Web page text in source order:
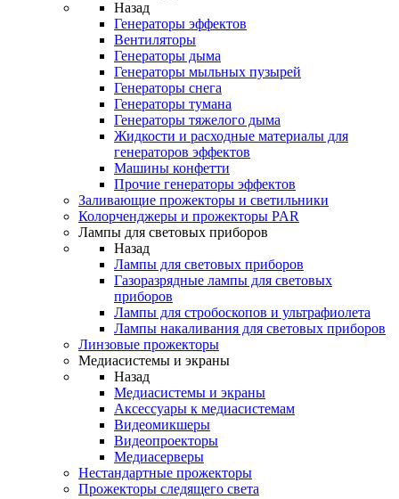
Назад
Генераторы эффектов
Вентиляторы
Генераторы дыма
Генераторы мыльных пузырей
Генераторы снега
Генераторы тумана
Генераторы тяжелого дыма
Жидкости и расходные материалы для
генераторов эффектов
Машины конфетти
Прочие генераторы эффектов
Заливающие прожекторы и светильники
Колорченджеры и прожекторы PAR
Лампы для световых приборов
Назад
Лампы для световых приборов
Газоразрядные лампы для световых
приборов
Лампы для стробоскопов и ультрафиолета
Лампы накаливания для световых приборов
Линзовые прожекторы
Медиасистемы и экраны
Назад
Медиасистемы и экраны
Аксессуары к медиасистемам
Видеомикшеры
Видеопроекторы
Медиасерверы
Нестандартные прожекторы
Прожекторы следящего света